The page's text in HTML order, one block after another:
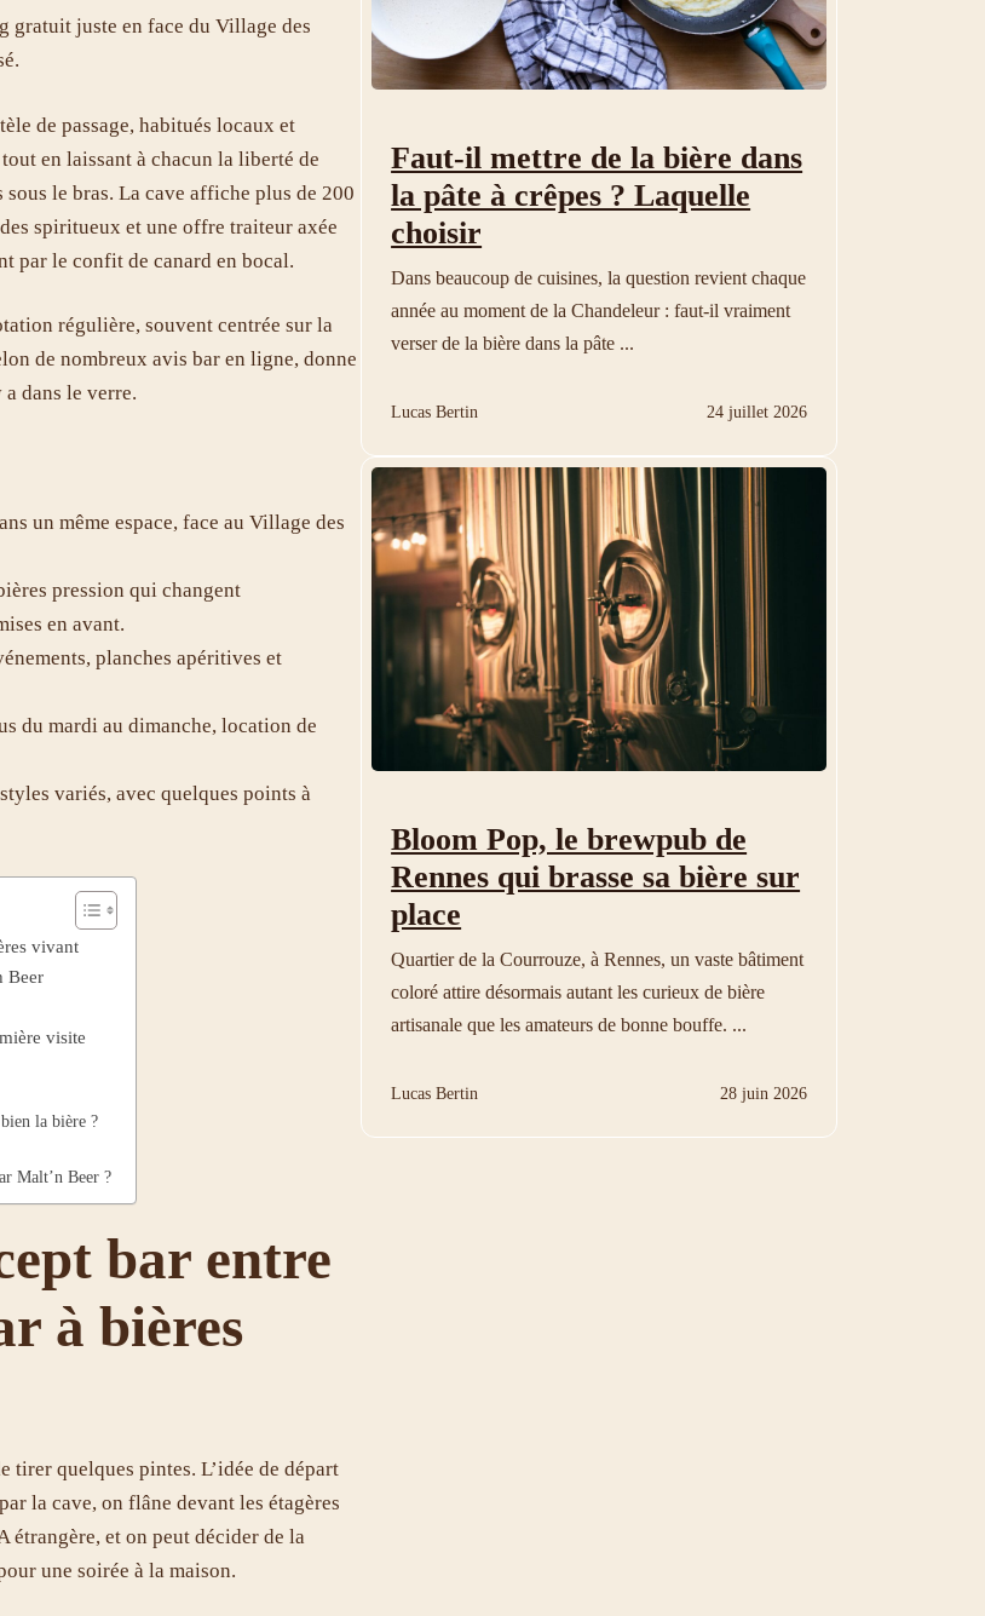
gratuit juste en face du Village des
de passage, habitués locaux et
en laissant à chacun la liberté de
le bras. La cave affiche plus de 200
spiritueux et une offre traiteur axée
par le confit de canard en bocal.
régulière, souvent centrée sur la
de nombreux avis bar en ligne, donne
dans le verre.
un même espace, face au Village des
pression qui changent
en avant.
planches apéritives et
du mardi au dimanche, location de
variés, avec quelques points à
vivant
Beer
visite
la bière ?
Malt’n Beer ?
bar entre
à bières
tirer quelques pintes. L’idée de départ
la cave, on flâne devant les étagères
étrangère, et on peut décider de la
une soirée à la maison.
Faut-il mettre de la bière dans
la pâte à crêpes ? Laquelle
choisir
Dans beaucoup de cuisines, la question revient chaque
année au moment de la Chandeleur : faut-il vraiment
verser de la bière dans la pâte ...
Lucas Bertin 24 juillet 2026
Bloom Pop, le brewpub de
Rennes qui brasse sa bière sur
place
Quartier de la Courrouze, à Rennes, un vaste bâtiment
coloré attire désormais autant les curieux de bière
artisanale que les amateurs de bonne bouffe. ...
Lucas Bertin 28 juin 2026